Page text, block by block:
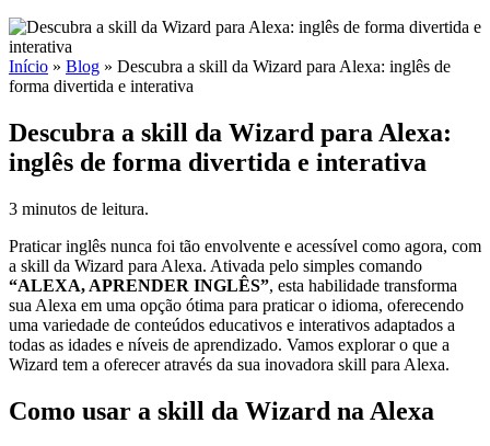
Início » Blog » Descubra a skill da Wizard para Alexa: inglês de
forma divertida e interativa
Descubra a skill da Wizard para Alexa:
inglês de forma divertida e interativa
3 minutos de leitura.
Praticar inglês nunca foi tão envolvente e acessível como agora, com
a skill da Wizard para Alexa. Ativada pelo simples comando
“ALEXA, APRENDER INGLÊS”, esta habilidade transforma
sua Alexa em uma opção ótima para praticar o idioma, oferecendo
uma variedade de conteúdos educativos e interativos adaptados a
todas as idades e níveis de aprendizado. Vamos explorar o que a
Wizard tem a oferecer através da sua inovadora skill para Alexa.
Como usar a skill da Wizard na Alexa